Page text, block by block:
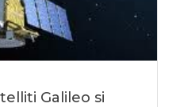
Galileo si